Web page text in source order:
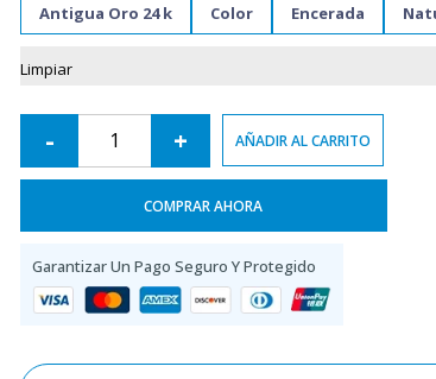
Antigua Oro 24 k Color Encerada
Limpiar
- + AÑADIR AL CARRITO
COMPRAR AHORA
Garantizar Un Pago Seguro Y Protegido